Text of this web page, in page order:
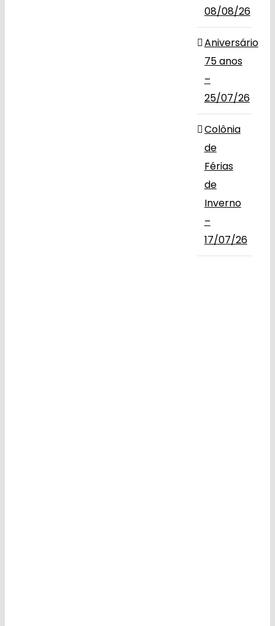
08/08/26
Aniversário
75 anos
–
25/07/26
Colônia
de
Férias
de
Inverno
–
17/07/26